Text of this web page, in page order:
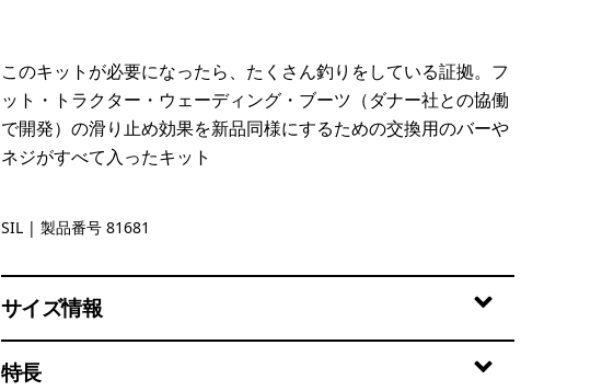
このキットが必要になったら、たくさん釣りをしている証拠。フ
ット・トラクター・ウェーディング・ブーツ（ダナー社との協働
で開発）の滑り止め効果を新品同様にするための交換用のバーや
ネジがすべて入ったキット
Silver
SIL | 製品番号 81681
サイズ情報
特長